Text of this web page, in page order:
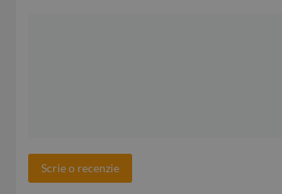
Scrie o recenzie